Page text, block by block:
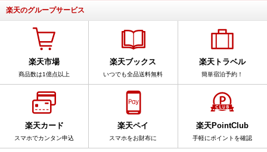
楽天のグループサービス
楽天市場
商品数は1億点以上
楽天ブックス
いつでも全品送料無料
楽天トラベル
簡単宿泊予約！
楽天カード
スマホでカンタン申込
楽天ペイ
スマホをお財布に
楽天PointClub
手軽にポイントを確認